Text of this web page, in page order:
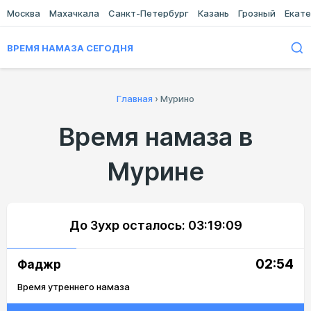
Москва Махачкала Санкт-Петербург Казань Грозный
ВРЕМЯ НАМАЗА СЕГОДНЯ
Главная › Мурино
Время намаза в
Мурине
До Зухр осталось: 03:19:09
Фаджр 02:54
Время утреннего намаза